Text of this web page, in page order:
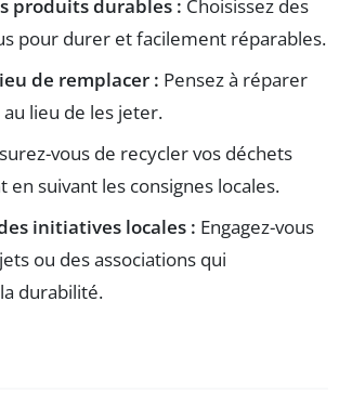
produits durables : Choisissez des
pour durer et facilement réparables.
de remplacer : Pensez à réparer
lieu de les jeter.
vous de recycler vos déchets
suivant les consignes locales.
initiatives locales : Engagez-vous
ou des associations qui
durabilité.